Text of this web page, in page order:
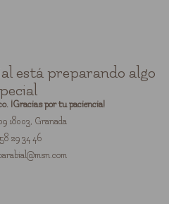
está preparando algo
¡Gracias por tu paciencia!
18003, Granada
29 34 46